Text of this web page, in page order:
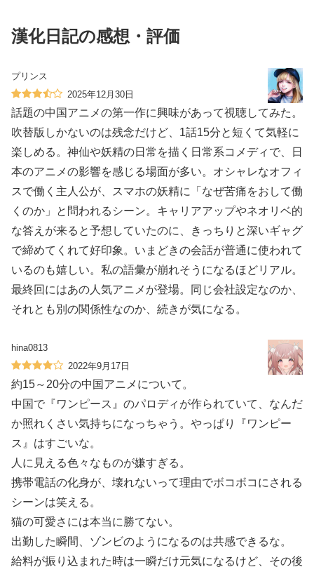
漢化日記の感想・評価
プリンス
2025年12月30日
話題の中国アニメの第一作に興味があって視聴してみた。
吹替版しかないのは残念だけど、1話15分と短くて気軽に
楽しめる。神仙や妖精の日常を描く日常系コメディで、日
本のアニメの影響を感じる場面が多い。オシャレなオフィ
スで働く主人公が、スマホの妖精に「なぜ苦痛をおして働
くのか」と問われるシーン。キャリアアップやネオリベ的
な答えが来ると予想していたのに、きっちりと深いギャグ
で締めてくれて好印象。いまどきの会話が普通に使われて
いるのも嬉しい。私の語彙が崩れそうになるほどリアル。
最終回にはあの人気アニメが登場。同じ会社設定なのか、
それとも別の関係性なのか、続きが気になる。
hina0813
2022年9月17日
約15～20分の中国アニメについて。
中国で『ワンピース』のパロディが作られていて、なんだ
か照れくさい気持ちになっちゃう。やっぱり『ワンピー
ス』はすごいな。
人に見える色々なものが嫌すぎる。
携帯電話の化身が、壊れないって理由でボコボコにされる
シーンは笑える。
猫の可愛さには本当に勝てない。
出勤した瞬間、ゾンビのようになるのは共感できるな。
給料が振り込まれた時は一瞬だけ元気になるけど、その後